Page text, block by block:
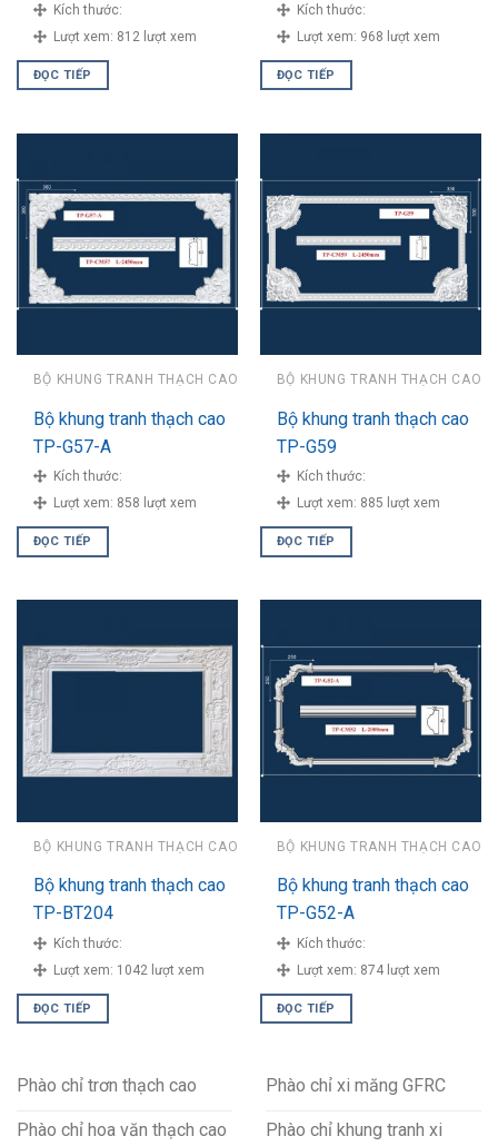
Kích thước:
Lượt xem: 812 lượt xem
ĐỌC TIẾP
Kích thước:
Lượt xem: 968 lượt xem
ĐỌC TIẾP
BỘ KHUNG TRANH THẠCH CAO
Bộ khung tranh thạch cao
TP-G57-A
Kích thước:
Lượt xem: 858 lượt xem
ĐỌC TIẾP
BỘ KHUNG TRANH THẠCH CAO
Bộ khung tranh thạch cao
TP-G59
Kích thước:
Lượt xem: 885 lượt xem
ĐỌC TIẾP
BỘ KHUNG TRANH THẠCH CAO
Bộ khung tranh thạch cao
TP-BT204
Kích thước:
Lượt xem: 1042 lượt xem
ĐỌC TIẾP
BỘ KHUNG TRANH THẠCH CAO
Bộ khung tranh thạch cao
TP-G52-A
Kích thước:
Lượt xem: 874 lượt xem
ĐỌC TIẾP
Phào chỉ trơn thạch cao
Phào chỉ hoa văn thạch cao
Phào chỉ xi măng GFRC
Phào chỉ khung tranh xi